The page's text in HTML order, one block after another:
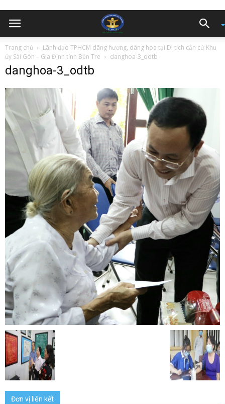
Trang chủ
Lãnh đạo TPHCM dâng hương, dâng hoa tại Di tích căn cứ Khu
ủy Sài Gòn – Gia Định tỉnh Bến Tre
danghoa-3_odtb
danghoa-3_odtb
Đơn vị liên kết